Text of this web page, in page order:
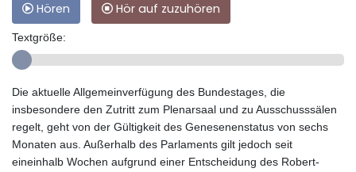
Hören Hör auf zuzuhören
Textgröße:
Die aktuelle Allgemeinverfügung des Bundestages, die
insbesondere den Zutritt zum Plenarsaal und zu Ausschusssälen
regelt, geht von der Gültigkeit des Genesenenstatus von sechs
Monaten aus. Außerhalb des Parlaments gilt jedoch seit
eineinhalb Wochen aufgrund einer Entscheidung des Robert-